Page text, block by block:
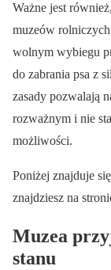
Ważne jest
muzeów
wolnym wybiegu
do zabrania psa z
zasady pozwalają
rozważnym i nie
możliwości.
Poniżej znajduje
znajdziesz na
Muzea
stanu